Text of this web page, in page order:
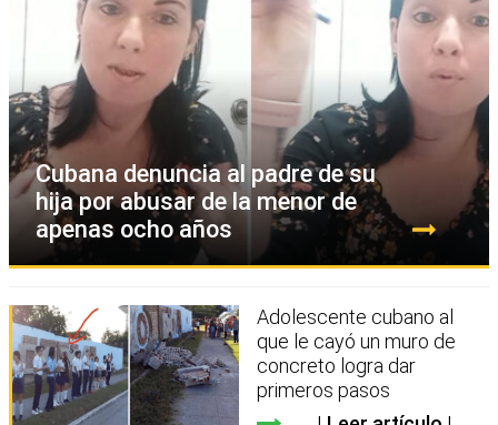
Cubana denuncia al padre de su
hija por abusar de la menor de
apenas ocho años
Adolescente cubano al
que le cayó un muro de
concreto logra dar
primeros pasos